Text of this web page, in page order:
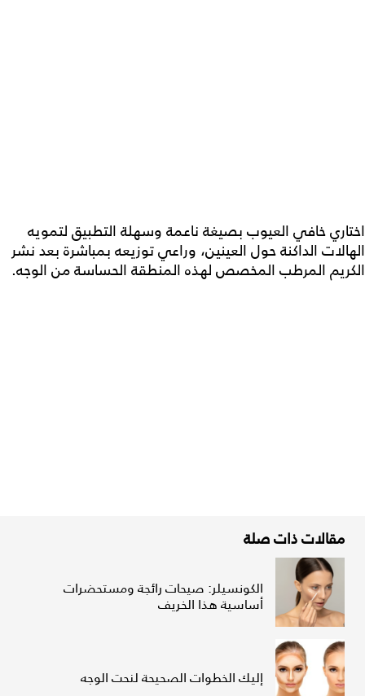
اختاري خافي العيوب بصيغة ناعمة وسهلة التطبيق لتمويه
الهالات الداكنة حول العينين، وراعي توزيعه بمباشرة بعد نشر
الكريم المرطب المخصص لهذه المنطقة الحساسة من الوجه.
مقالات ذات صلة
الكونسيلر: صيحات رائجة ومستحضرات
أساسية هذا الخريف
إليك الخطوات الصحيحة لنحت الوجه